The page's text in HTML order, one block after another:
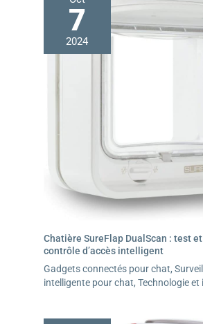
7
2024
Chatière SureFlap DualScan : test
contrôle d’accès intelligent
Gadgets connectés pour chat,
intelligente pour chat, Technologie